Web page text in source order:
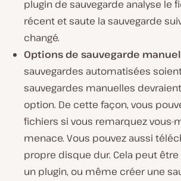
plugin de sauvegarde analyse le
récent et saute la sauvegarde
changé.
Options de sauvegarde
sauvegardes automatisées
sauvegardes manuelles
option. De cette façon, vous
fichiers si vous remarquez vous-
menace. Vous pouvez aussi
propre disque dur. Cela peut
un plugin, ou même créer une